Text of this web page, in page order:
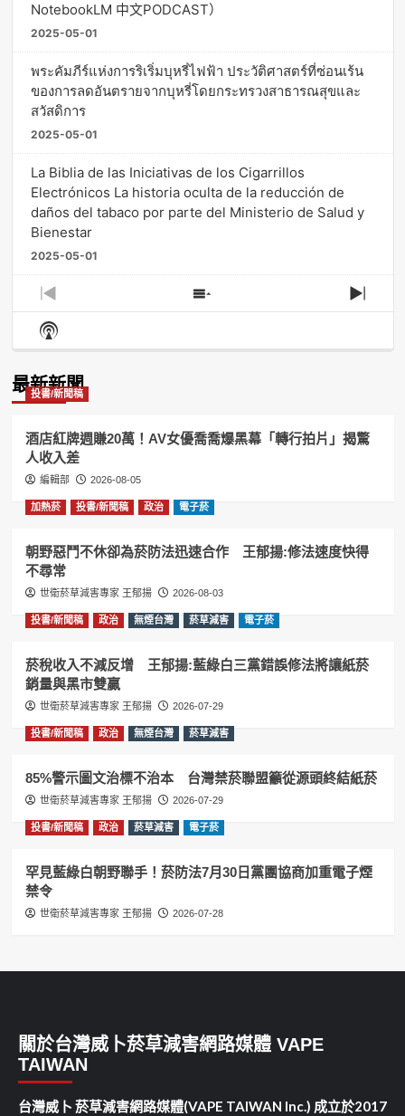
NotebookLM 中文PODCAST）
2025-05-01
พระคัมภีร์แห่งการริเริ่มบุหรี่ไฟฟ้า ประวัติศาสตร์ที่ซ่อนเร้น
ของการลดอันตรายจากบุหรี่โดยกระทรวงสาธารณสุขและ
สวัสดิการ
2025-05-01
La Biblia de las Iniciativas de los Cigarrillos
Electrónicos La historia oculta de la reducción de
daños del tabaco por parte del Ministerio de Salud y
Bienestar
2025-05-01
Previous
Episode
Show
Episodes
Next
Show
Podcast
最新新聞
投書/新聞稿
酒店紅牌週賺20萬！AV女優喬喬爆黑幕「轉行拍片」揭驚
人收入差
編輯部 2026-08-05
加熱菸 投書/新聞稿 政治 電子菸
朝野惡鬥不休卻為菸防法迅速合作 王郁揚:修法速度快得
不尋常
世衛菸草減害專家 王郁揚 2026-08-03
投書/新聞稿 政治 無煙台灣 菸草減害 電子菸
菸稅收入不減反增 王郁揚:藍綠白三黨錯誤修法將讓紙菸
銷量與黑市雙贏
世衛菸草減害專家 王郁揚 2026-07-29
投書/新聞稿 政治 無煙台灣 菸草減害
85%警示圖文治標不治本 台灣禁菸聯盟籲從源頭終結紙菸
世衛菸草減害專家 王郁揚 2026-07-29
投書/新聞稿 政治 菸草減害 電子菸
罕見藍綠白朝野聯手！菸防法7月30日黨團協商加重電子煙
禁令
世衛菸草減害專家 王郁揚 2026-07-28
關於台灣威卜菸草減害網路媒體 VAPE
TAIWAN
台灣威卜 菸草減害網路媒體(VAPE TAIWAN Inc.) 成立於2017